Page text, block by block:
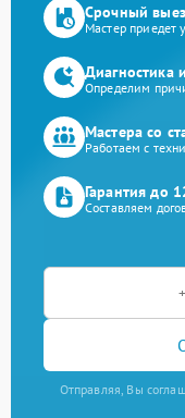
Срочный
Мастер приедет
Диагностика
Определим
Мастера со
Работаем с
Гарантия до
Составляем
Отправляя, Вы